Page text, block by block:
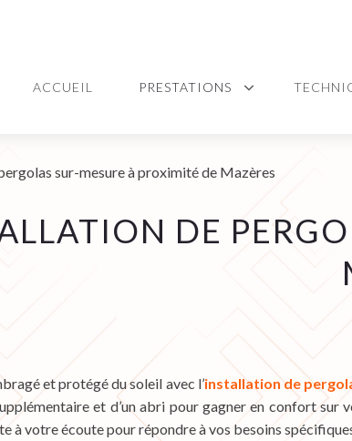
ACCUEIL PRESTATIONS
sur-mesure à proximité de Mazères
DE
et protégé du soleil avec l’installation de
et d’un abri pour gagner en confort sur
à votre écoute pour répondre à vos besoins